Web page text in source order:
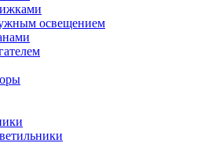
освещением